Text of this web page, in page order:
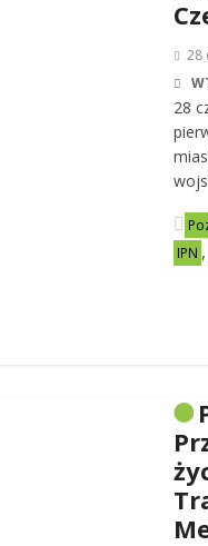
28
28
IPN ,